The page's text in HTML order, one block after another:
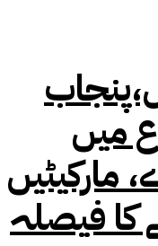
میں
مارکیٹیں
کا فیصلہ